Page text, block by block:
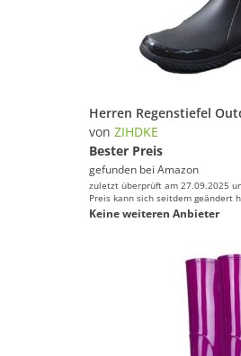
von ZIHDKE
Bester Preis
gefunden bei Amazon
zuletzt überprüft am 27.09.2025
Preis kann sich seitdem geändert
Keine weiteren Anbieter